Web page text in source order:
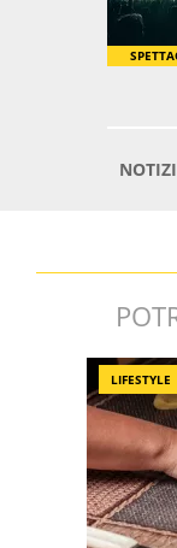
LIFESTYLE